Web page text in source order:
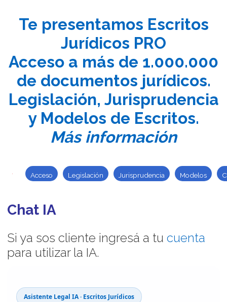
Te presentamos Escritos
Jurídicos PRO
Acceso a más de 1.000.000
de documentos jurídicos.
Legislación, Jurisprudencia
y Modelos de Escritos.
Más información
Acceso Legislación Jurisprudencia Modelos
Chat IA
Si ya sos cliente ingresá a tu cuenta
para utilizar la IA.
Asistente Legal IA · Escritos Jurídicos